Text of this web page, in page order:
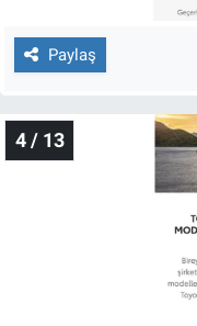
Paylaş
4 / 13
Canlı Yayın